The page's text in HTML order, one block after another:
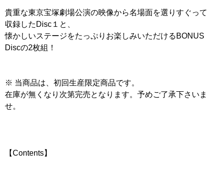
貴重な東京宝塚劇場公演の映像から名場面を選りすぐって
収録したDisc１と、
懐かしいステージをたっぷりお楽しみいただけるBONUS
Discの2枚組！
※ 当商品は、初回生産限定商品です。
在庫が無くなり次第完売となります。予めご了承下さいま
せ。
【Contents】